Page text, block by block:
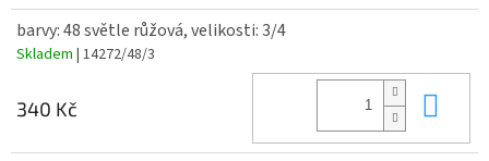
barvy: 48 světle růžová, velikosti: 3/4
Skladem | 14272/48/3
340 Kč